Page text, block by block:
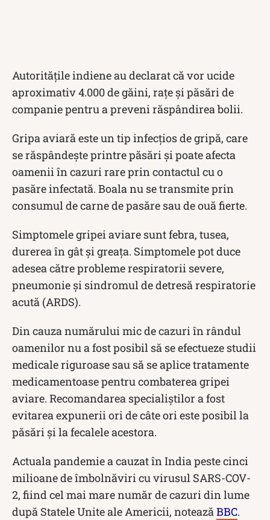
Autoritățile indiene au declarat că vor ucide
aproximativ 4.000 de găini, rațe și păsări de
companie pentru a preveni răspândirea bolii.
Gripa aviară este un tip infecțios de gripă, care
se răspândește printre păsări și poate afecta
oamenii în cazuri rare prin contactul cu o
pasăre infectată. Boala nu se transmite prin
consumul de carne de pasăre sau de ouă fierte.
Simptomele gripei aviare sunt febra, tusea,
durerea în gât și greaţa. Simptomele pot duce
adesea către probleme respiratorii severe,
pneumonie și sindromul de detresă respiratorie
acută (ARDS).
Din cauza numărului mic de cazuri în rândul
oamenilor nu a fost posibil să se efectueze studii
medicale riguroase sau să se aplice tratamente
medicamentoase pentru combaterea gripei
aviare. Recomandarea specialiștilor a fost
evitarea expunerii ori de câte ori este posibil la
păsări și la fecalele acestora.
Actuala pandemie a cauzat în India peste cinci
milioane de îmbolnăviri cu virusul SARS-COV-
2, fiind cel mai mare număr de cazuri din lume
după Statele Unite ale Americii, notează BBC.